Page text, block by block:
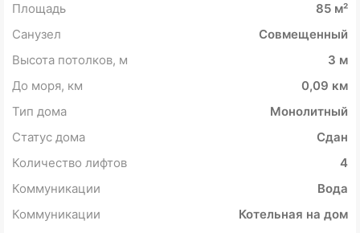
Площадь
85 м²
Санузел
Совмещенный
Высота потолков, м
3 м
До моря, км
0,09 км
Тип дома
Монолитный
Статус дома
Сдан
Количество лифтов
4
Коммуникации
Вода
Коммуникации
Котельная на дом